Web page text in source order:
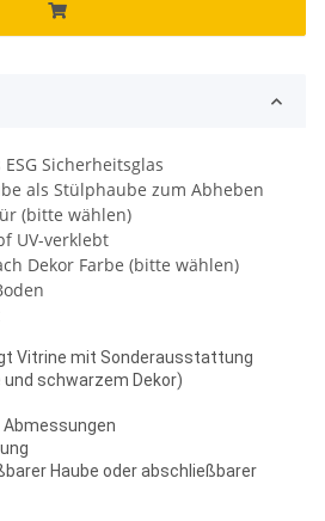
Sicherheitsglas
als Stülphaube zum Abheben
(bitte wählen)
UV-verklebt
Dekor Farbe (bitte wählen)
Vitrine mit Sonderausstattung
schwarzem Dekor)
Haube oder abschließbarer